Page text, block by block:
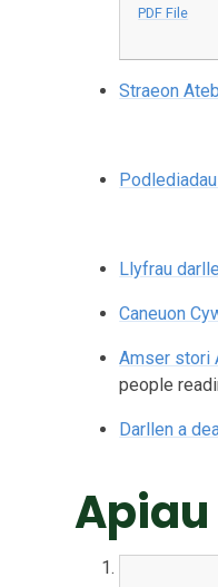
PDF File
Straeon
Llyfrau
Caneuon
Amser stori
people
Darllen a